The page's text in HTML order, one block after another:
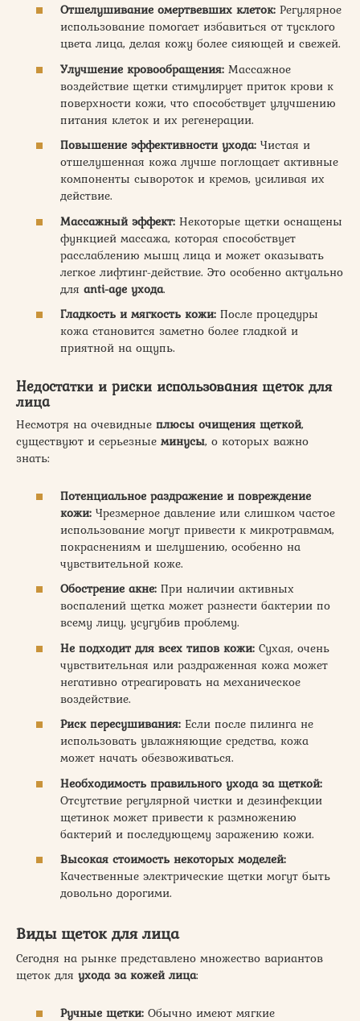
Отшелушивание омертвевших клеток: Регулярное
использование помогает избавиться от тусклого
цвета лица, делая кожу более сияющей и свежей.
Улучшение кровообращения: Массажное
воздействие щетки стимулирует приток крови к
поверхности кожи, что способствует улучшению
питания клеток и их регенерации.
Повышение эффективности ухода: Чистая и
отшелушенная кожа лучше поглощает активные
компоненты сывороток и кремов, усиливая их
действие.
Массажный эффект: Некоторые щетки оснащены
функцией массажа, которая способствует
расслаблению мышц лица и может оказывать
легкое лифтинг-действие. Это особенно актуально
для anti-age ухода.
Гладкость и мягкость кожи: После процедуры
кожа становится заметно более гладкой и
приятной на ощупь.
Недостатки и риски использования щеток для
лица
Несмотря на очевидные плюсы очищения щеткой,
существуют и серьезные минусы, о которых важно
знать:
Потенциальное раздражение и повреждение
кожи: Чрезмерное давление или слишком частое
использование могут привести к микротравмам,
покраснениям и шелушению, особенно на
чувствительной коже.
Обострение акне: При наличии активных
воспалений щетка может разнести бактерии по
всему лицу, усугубив проблему.
Не подходит для всех типов кожи: Сухая, очень
чувствительная или раздраженная кожа может
негативно отреагировать на механическое
воздействие.
Риск пересушивания: Если после пилинга не
использовать увлажняющие средства, кожа
может начать обезвоживаться.
Необходимость правильного ухода за щеткой:
Отсутствие регулярной чистки и дезинфекции
щетинок может привести к размножению
бактерий и последующему заражению кожи.
Высокая стоимость некоторых моделей:
Качественные электрические щетки могут быть
довольно дорогими.
Виды щеток для лица
Сегодня на рынке представлено множество вариантов
щеток для ухода за кожей лица:
Ручные щетки: Обычно имеют мягкие